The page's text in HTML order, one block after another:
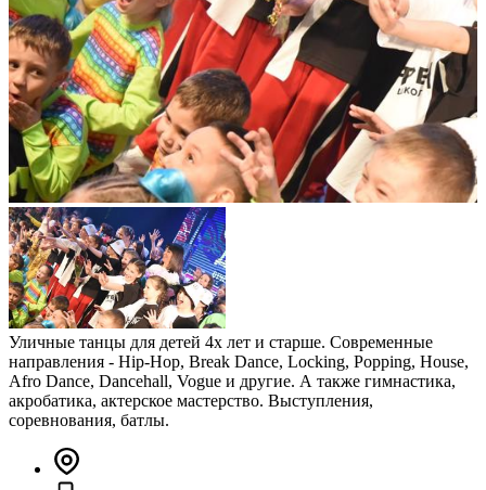
Уличные танцы для детей 4х лет и старше. Современные
направления - Hip-Hop, Break Dance, Locking, Popping, House,
Afro Dance, Dancehall, Vogue и другие. А также гимнастика,
акробатика, актерское мастерство. Выступления,
соревнования, батлы.